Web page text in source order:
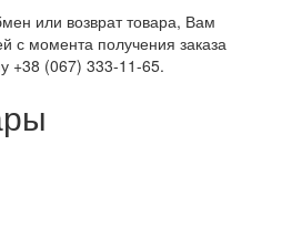
или возврат товара, Вам
с момента получения заказа
+38 (067) 333-11-65.